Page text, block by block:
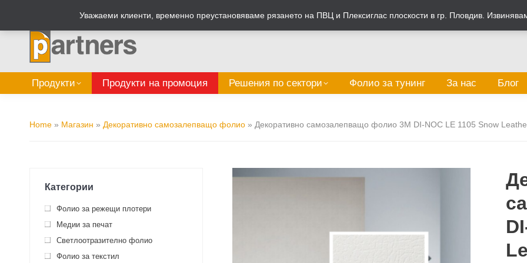
Табелен калкулатор
Продукти Продукти на промоция Решения по сектори Фолио за тунинг За нас Блог
Home » Магазин » Декоративно самозалепващо фолио » Декоративно самозалепващо фолио 3M DI-NOC LE 1105 Snow
Категории
Фолио за режещи плотери
Медии за печат
Светлоотразително фолио
Фолио за текстил
Уважаеми клиенти, временно преустановяваме рязането на ПВЦ и Плексиглас плоскости в гр. Пловдив.